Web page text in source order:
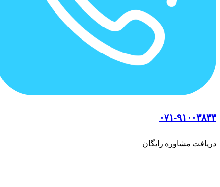
۰۷۱-۹۱۰۰۳۸۳۳
دریافت مشاوره رایگان